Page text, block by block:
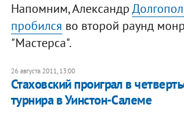
Напомним, Александр
пробился во второй раунд
"Мастерса".
26 августа 2011, 13:00
Стаховский проиграл в
турнира в Уинстон-Салеме